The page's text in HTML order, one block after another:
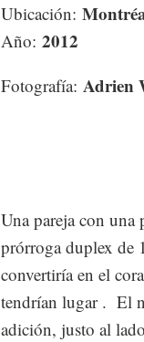
Ubicación:
Año: 2012
Fotografía: Adrien
Una pareja con una
prórroga duplex de
convertiría en el
tendrían lugar . El
adición, justo al